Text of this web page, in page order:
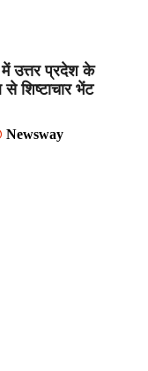
उत्तर प्रदेश के
शिष्टाचार भेंट
Newsway